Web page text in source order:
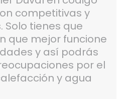
competitivas y
tienes que
que mejor funcione
y así podrás
por el
y agua